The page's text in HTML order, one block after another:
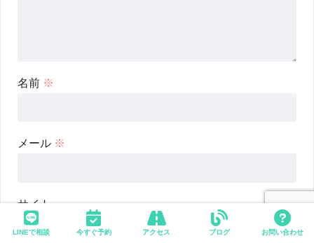
名前 ※
メール ※
サイト
LINEで相談 今すぐ予約 アクセス ブログ お問い合わせ